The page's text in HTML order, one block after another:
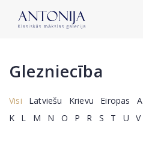
Glezniecība
Visi Latviešu Krievu Eiropas A
K
L M N O P R S T U V